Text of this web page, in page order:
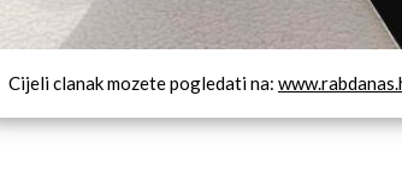
Cijeli clanak mozete pogledati na: